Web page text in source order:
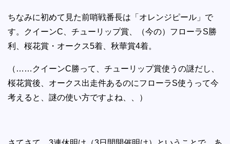
ちなみに初めて見た前哨戦番長は「オレンジピール」で
す。クイーンC、チューリップ賞、（今の）フローラS勝
利、桜花賞・オークス5着、秋華賞4着。
（……クイーンC勝って、チューリップ賞使うの謎だし、
桜花賞後、オークス出走件あるのにフローラS使うって今
考えると、謎の使い方ですよね、、）